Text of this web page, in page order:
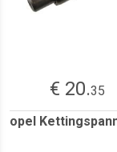
€ 20.35
opel